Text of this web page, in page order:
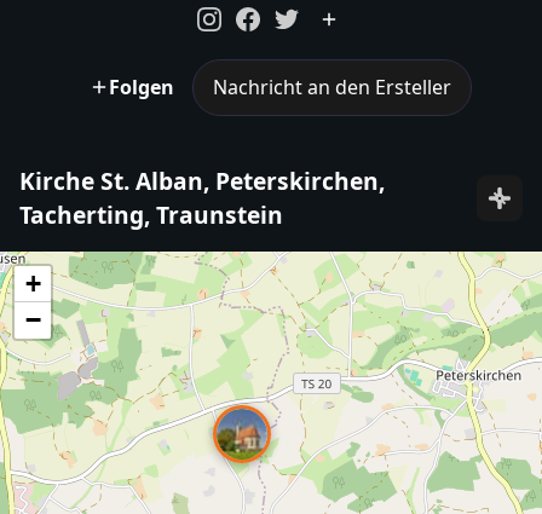
Folgen Nachricht an den Ersteller
Kirche St. Alban, Peterskirchen,
Tacherting, Traunstein
+
−